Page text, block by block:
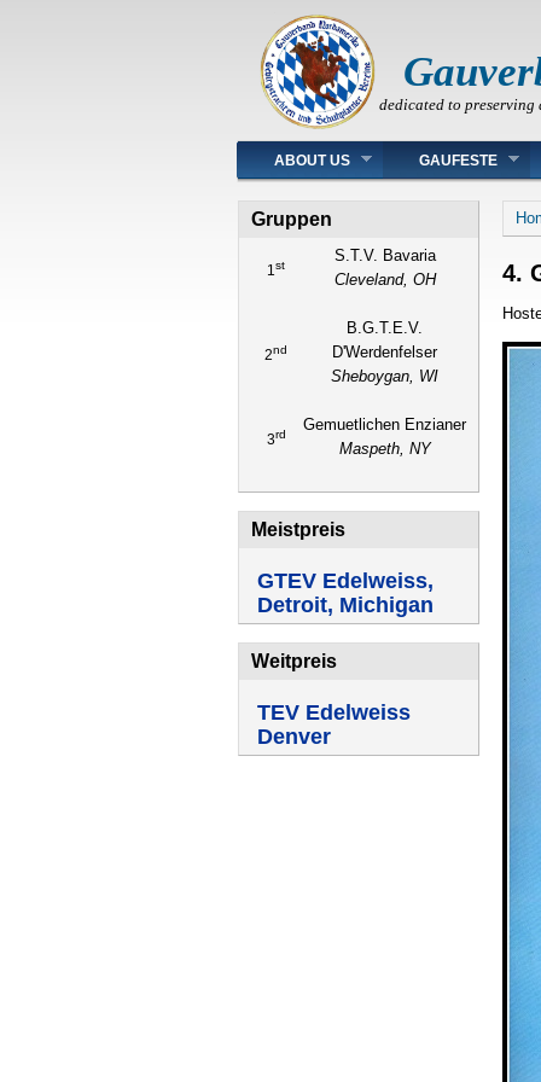
dedicated to
Main menu
ABOUT US GAUFESTE
Gruppen
1st
S.T.V. Bavaria
Cleveland, OH
2nd
B.G.T.E.V.
D'Werdenfelser
Sheboygan, WI
3rd
Gemuetlichen Enzianer
Maspeth, NY
Meistpreis
GTEV Edelweiss,
Detroit, Michigan
Weitpreis
TEV Edelweiss
Denver
4.